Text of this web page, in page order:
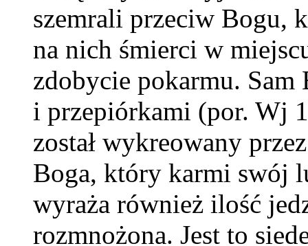
szemrali przeciw Bogu,
na nich śmierci w
zdobycie pokarmu.
i przepiórkami (por. Wj
został wykreowany
Boga, który karmi swój
wyraża również ilość
rozmnożona. Jest to